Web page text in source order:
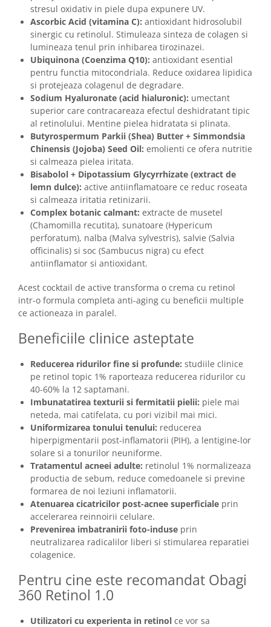
stresul oxidativ in piele dupa expunere UV.
Ascorbic Acid (vitamina C): antioxidant hidrosolubil
sinergic cu retinolul. Stimuleaza sinteza de colagen si
lumineaza tenul prin inhibarea tirozinazei.
Ubiquinona (Coenzima Q10): antioxidant esential
pentru functia mitocondriala. Reduce oxidarea lipidica
si protejeaza colagenul de degradare.
Sodium Hyaluronate (acid hialuronic): umectant
superior care contracareaza efectul deshidratant tipic
al retinolului. Mentine pielea hidratata si plinata.
Butyrospermum Parkii (Shea) Butter + Simmondsia
Chinensis (Jojoba) Seed Oil: emolienti ce ofera nutritie
si calmeaza pielea iritata.
Bisabolol + Dipotassium Glycyrrhizate (extract de
lemn dulce): active antiinflamatoare ce reduc roseata
si calmeaza iritatia retinizarii.
Complex botanic calmant: extracte de musetel
(Chamomilla recutita), sunatoare (Hypericum
perforatum), nalba (Malva sylvestris), salvie (Salvia
officinalis) si soc (Sambucus nigra) cu efect
antiinflamator si antioxidant.
Acest cocktail de active transforma o crema cu retinol
intr-o formula completa anti-aging cu beneficii multiple
ce actioneaza in paralel.
Beneficiile clinice asteptate
Reducerea ridurilor fine si profunde: studiile clinice
pe retinol topic 1% raporteaza reducerea ridurilor cu
40-60% la 12 saptamani.
Imbunatatirea texturii si fermitatii pielii: piele mai
neteda, mai catifelata, cu pori vizibil mai mici.
Uniformizarea tonului tenului: reducerea
hiperpigmentarii post-inflamatorii (PIH), a lentigine-lor
solare si a tonurilor neuniforme.
Tratamentul acneei adulte: retinolul 1% normalizeaza
productia de sebum, reduce comedoanele si previne
formarea de noi leziuni inflamatorii.
Atenuarea cicatricilor post-acnee superficiale prin
accelerarea reinnoirii celulare.
Prevenirea imbatranirii foto-induse prin
neutralizarea radicalilor liberi si stimularea reparatiei
colagenice.
Pentru cine este recomandat Obagi
360 Retinol 1.0
Utilizatori cu experienta in retinol ce vor sa